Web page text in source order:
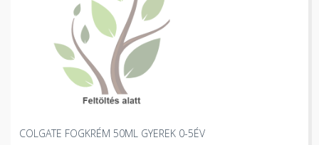
COLGATE FOGKRÉM 50ML GYEREK 0-5ÉV